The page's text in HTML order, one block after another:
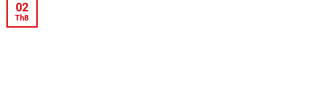
02
Th8